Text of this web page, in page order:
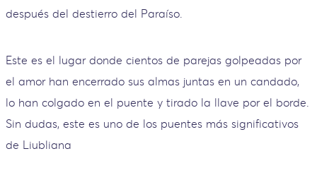
después del destierro del Paraíso.
Este es el lugar donde cientos de parejas golpeadas por
el amor han encerrado sus almas juntas en un candado,
lo han colgado en el puente y tirado la llave por el borde.
Sin dudas, este es uno de los puentes más significativos
de Liubliana